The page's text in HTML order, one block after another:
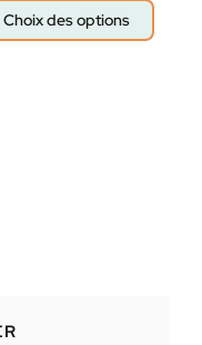
Choix des options